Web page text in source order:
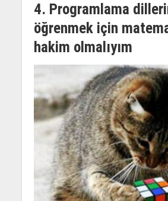
4. Programlama
öğrenmek için
hakim olmalıyım